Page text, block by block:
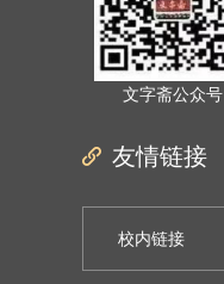
文字斋公众号
友情链接